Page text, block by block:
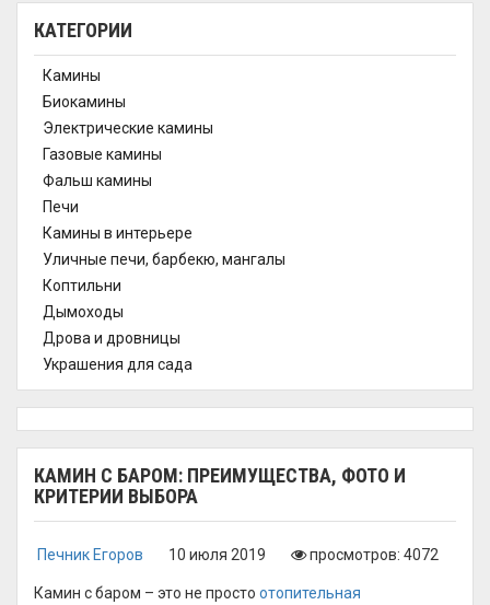
КАТЕГОРИИ
Камины
Биокамины
Электрические камины
Газовые камины
Фальш камины
Печи
Камины в интерьере
Уличные печи, барбекю, мангалы
Коптильни
Дымоходы
Дрова и дровницы
Украшения для сада
КАМИН С БАРОМ: ПРЕИМУЩЕСТВА, ФОТО И
КРИТЕРИИ ВЫБОРА
Печник Егоров 10 июля 2019 просмотров: 4072
Камин с баром – это не просто отопительная